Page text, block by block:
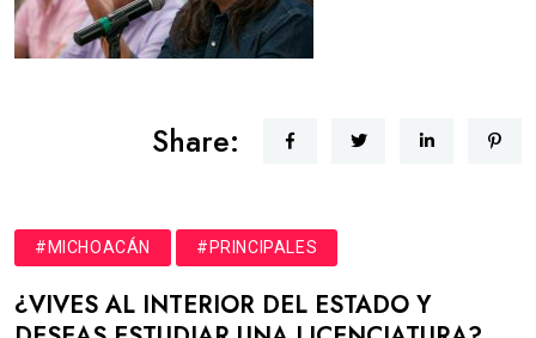
Share:
#MICHOACÁN #PRINCIPALES
¿VIVES AL INTERIOR DEL ESTADO Y